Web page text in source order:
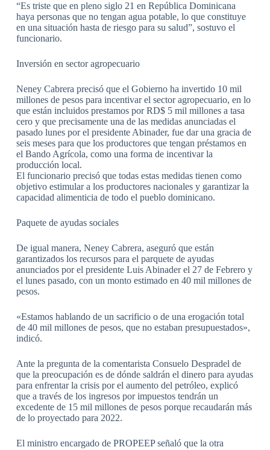
“Es triste que en pleno siglo 21 en República Dominicana
haya personas que no tengan agua potable, lo que constituye
en una situación hasta de riesgo para su salud”, sostuvo el
funcionario.
Inversión en sector agropecuario
Neney Cabrera precisó que el Gobierno ha invertido 10 mil
millones de pesos para incentivar el sector agropecuario, en lo
que están incluidos prestamos por RD$ 5 mil millones a tasa
cero y que precisamente una de las medidas anunciadas el
pasado lunes por el presidente Abinader, fue dar una gracia de
seis meses para que los productores que tengan préstamos en
el Bando Agrícola, como una forma de incentivar la
producción local.
El funcionario precisó que todas estas medidas tienen como
objetivo estimular a los productores nacionales y garantizar la
capacidad alimenticia de todo el pueblo dominicano.
Paquete de ayudas sociales
De igual manera, Neney Cabrera, aseguró que están
garantizados los recursos para el parquete de ayudas
anunciados por el presidente Luis Abinader el 27 de Febrero y
el lunes pasado, con un monto estimado en 40 mil millones de
pesos.
«Estamos hablando de un sacrificio o de una erogación total
de 40 mil millones de pesos, que no estaban presupuestados»,
indicó.
Ante la pregunta de la comentarista Consuelo Despradel de
que la preocupación es de dónde saldrán el dinero para ayudas
para enfrentar la crisis por el aumento del petróleo, explicó
que a través de los ingresos por impuestos tendrán un
excedente de 15 mil millones de pesos porque recaudarán más
de lo proyectado para 2022.
El ministro encargado de PROPEEP señaló que la otra